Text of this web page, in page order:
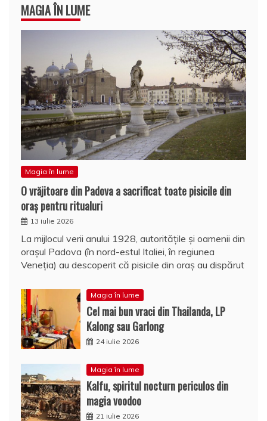
MAGIA ÎN LUME
Magia în lume
O vrăjitoare din Padova a sacrificat toate pisicile din
oraş pentru ritualuri
13 iulie 2026
La mijlocul verii anului 1928, autoritățile și oamenii din
orașul Padova (în nord-estul Italiei, în regiunea
Veneţia) au descoperit că pisicile din oraș au dispărut
Magia în lume
Cel mai bun vraci din Thailanda, LP
Kalong sau Garlong
24 iulie 2026
Magia în lume
Kalfu, spiritul nocturn periculos din
magia voodoo
21 iulie 2026